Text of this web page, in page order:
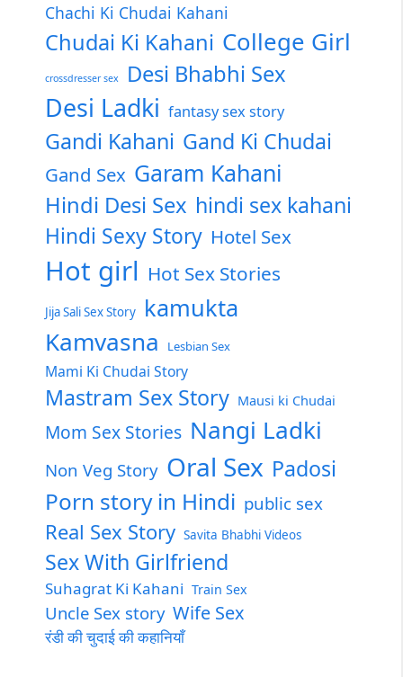
Chachi Ki Chudai Kahani
Chudai Ki Kahani College Girl
crossdresser sex Desi Bhabhi Sex
Desi Ladki fantasy sex story
Gandi Kahani Gand Ki Chudai
Gand Sex Garam Kahani
Hindi Desi Sex hindi sex kahani
Hindi Sexy Story Hotel Sex
Hot girl Hot Sex Stories
Jija Sali Sex Story kamukta
Kamvasna Lesbian Sex
Mami Ki Chudai Story
Mastram Sex Story Mausi ki Chudai
Mom Sex Stories Nangi Ladki
Non Veg Story Oral Sex Padosi
Porn story in Hindi public sex
Real Sex Story Savita Bhabhi Videos
Sex With Girlfriend
Suhagrat Ki Kahani Train Sex
Uncle Sex story Wife Sex
रंडी की चुदाई की कहानियाँ